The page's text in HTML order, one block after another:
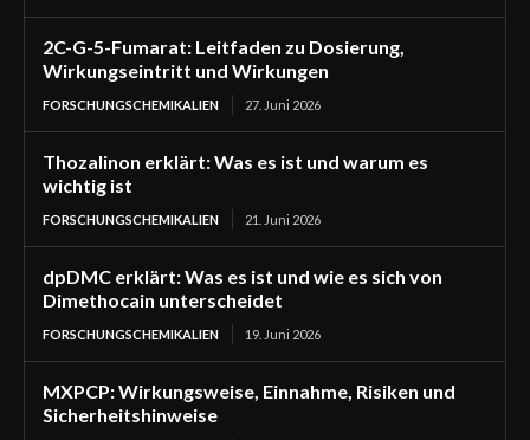
2C-G-5-Fumarat: Leitfaden zu Dosierung,
Wirkungseintritt und Wirkungen
FORSCHUNGSCHEMIKALIEN 27. Juni 2026
Thozalinon erklärt: Was es ist und warum es
wichtig ist
FORSCHUNGSCHEMIKALIEN 21. Juni 2026
dpDMC erklärt: Was es ist und wie es sich von
Dimethocain unterscheidet
FORSCHUNGSCHEMIKALIEN 19. Juni 2026
MXPCP: Wirkungsweise, Einnahme, Risiken und
Sicherheitshinweise